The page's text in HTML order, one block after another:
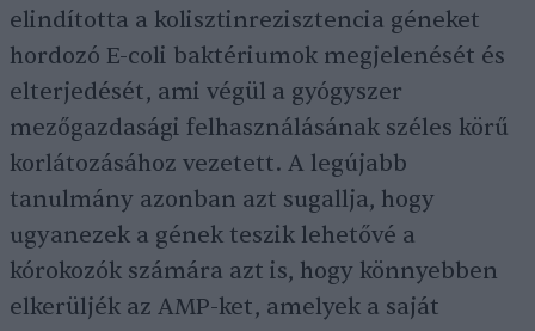
elindította a kolisztinrezisztencia géneket
hordozó E-coli baktériumok megjelenését és
elterjedését, ami végül a gyógyszer
mezőgazdasági felhasználásának széles körű
korlátozásához vezetett. A legújabb
tanulmány azonban azt sugallja, hogy
ugyanezek a gének teszik lehetővé a
kórokozók számára azt is, hogy könnyebben
elkerüljék az AMP-ket, amelyek a saját